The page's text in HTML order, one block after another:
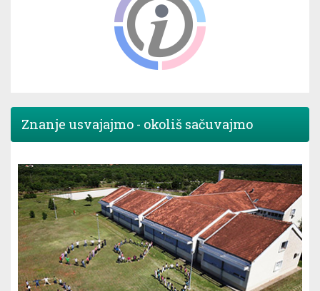
Znanje usvajajmo - okoliš sačuvajmo